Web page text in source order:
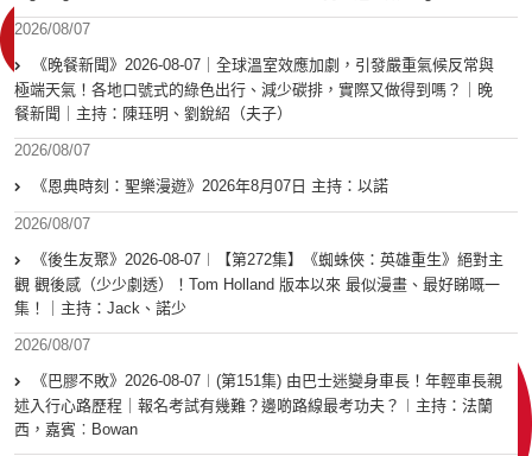
2026/08/07
《晚餐新聞》2026-08-07｜全球溫室效應加劇，引發嚴重氣候反常與
極端天氣！各地口號式的綠色出行、減少碳排，實際又做得到嗎？｜晚
餐新聞｜主持：陳珏明、劉銳紹（夫子）
2026/08/07
《恩典時刻：聖樂漫遊》2026年8月07日 主持：以諾
2026/08/07
《後生友聚》2026-08-07︱【第272集】《蜘蛛俠：英雄重生》絕對主
觀 觀後感（少少劇透）！Tom Holland 版本以來 最似漫畫、最好睇嘅一
集！｜主持：Jack、諾少
2026/08/07
《巴膠不敗》2026-08-07︱(第151集) 由巴士迷變身車長！年輕車長親
述入行心路歷程｜報名考試有幾難？邊啲路線最考功夫？︱主持：法蘭
西，嘉賓︰Bowan